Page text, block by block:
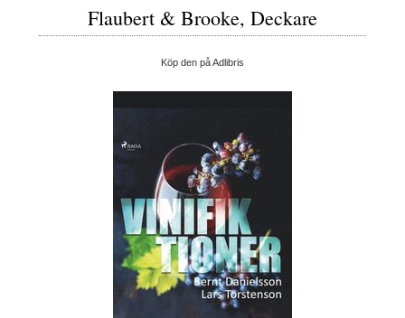
Flaubert & Brooke, Deckare
Köp den på Adlibris